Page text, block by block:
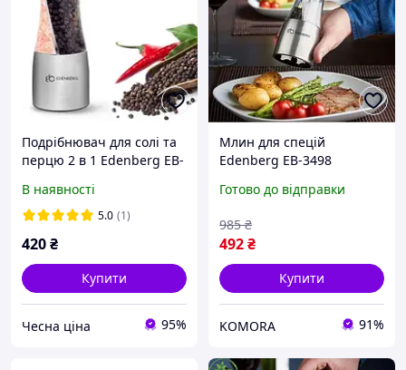
Подрібнювач для солі та
перцю 2 в 1 Edenberg EB-
В наявності
5.0 (1)
420₴
Купити
Чесна ціна 95%
Млин для спецій
Edenberg EB-3498
перцю зі скляним
Готово до відправки
492₴
985 ₴
Купити
KOMORA 91%